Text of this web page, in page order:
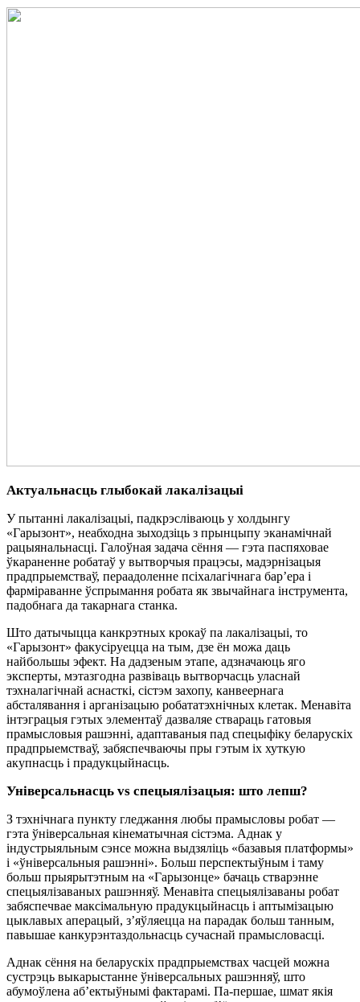
Актуальнасць глыбокай лакалізацыі
У пытанні лакалізацыі, падкрэсліваюць у холдынгу
«Гарызонт», неабходна зыходзіць з прынцыпу эканамічнай
рацыянальнасці. Галоўная задача сёння — гэта паспяховае
ўкараненне робатаў у вытворчыя працэсы, мадэрнізацыя
прадпрыемстваў, пераадоленне псіхалагічнага бар’ера і
фарміраванне ўспрымання робата як звычайнага інструмента,
падобнага да такарнага станка.
Што датычыцца канкрэтных крокаў па лакалізацыі, то
«Гарызонт» факусіруецца на тым, дзе ён можа даць
найбольшы эфект. На дадзеным этапе, адзначаюць яго
эксперты, мэтазгодна развіваць вытворчасць уласнай
тэхналагічнай аснасткі, сістэм захопу, канвеернага
абсталявання і арганізацыю робататэхнічных клетак. Менавіта
інтэграцыя гэтых элементаў дазваляе ствараць гатовыя
прамысловыя рашэнні, адаптаваныя пад спецыфіку беларускіх
прадпрыемстваў, забяспечваючы пры гэтым іх хуткую
акупнасць і прадукцыйнасць.
Універсальнасць vs спецыялізацыя: што лепш?
З тэхнічнага пункту гледжання любы прамысловы робат —
гэта ўніверсальная кінематычная сістэма. Аднак у
індустрыяльным сэнсе можна выдзяліць «базавыя платформы»
і «ўніверсальныя рашэнні». Больш перспектыўным і таму
больш прыярытэтным на «Гарызонце» бачаць стварэнне
спецыялізаваных рашэнняў. Менавіта спецыялізаваны робат
забяспечвае максімальную прадукцыйнасць і аптымізацыю
цыклавых аперацый, з’яўляецца на парадак больш танным,
павышае канкурэнтаздольнасць сучаснай прамысловасці.
Аднак сёння на беларускіх прадпрыемствах часцей можна
сустрэць выкарыстанне ўніверсальных рашэнняў, што
абумоўлена аб’ектыўнымі фактарамі. Па-першае, шмат якія